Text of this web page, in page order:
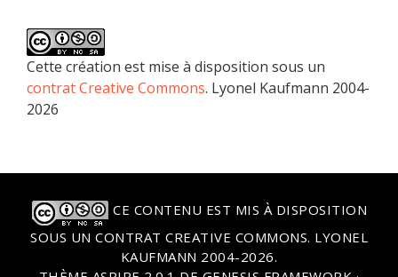
Cette création est mise à disposition sous un
contrat Creative Commons. Lyonel Kaufmann 2004-
2026
CE CONTENU EST MIS À DISPOSITION
SOUS UN CONTRAT CREATIVE COMMONS. LYONEL
KAUFMANN 2004-2026.